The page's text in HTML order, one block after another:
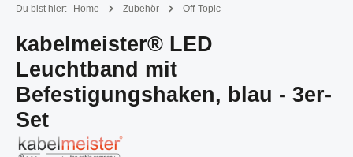
Du bist hier: Home Zubehör Off-Topic
kabelmeister® LED
Leuchtband mit
Befestigungshaken, blau - 3er-
Set